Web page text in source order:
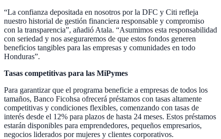
“La confianza depositada en nosotros por la DFC y Citi refleja
nuestro historial de gestión financiera responsable y compromiso
con la transparencia”, añadió Atala. “Asumimos esta responsabilidad
con seriedad y nos aseguraremos de que estos fondos generen
beneficios tangibles para las empresas y comunidades en todo
Honduras”.
Tasas competitivas para las MiPymes
Para garantizar que el programa beneficie a empresas de todos los
tamaños, Banco Ficohsa ofrecerá préstamos con tasas altamente
competitivas y condiciones flexibles, comenzando con tasas de
interés desde el 12% para plazos de hasta 24 meses. Estos préstamos
estarán disponibles para emprendedores, pequeños empresarios,
negocios liderados por mujeres y clientes corporativos.